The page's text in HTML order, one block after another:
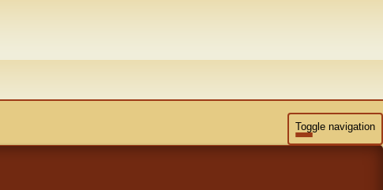
Toggle navigation